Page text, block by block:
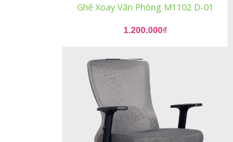
Ghế Xoay Văn Phòng M1102 D-01
1.200.000₫